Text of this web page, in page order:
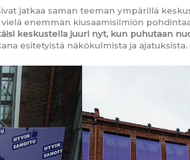
jatkaa saman teeman ympärillä
enemmän kiusaamisilmiön
keskustella juuri nyt, kun puhutaan
esitetyistä näkökulmista ja ajatuksista.